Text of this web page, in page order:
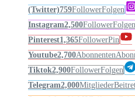
(Twitter)759FollowerFolgen
Instagram2,500FollowerFolgen
Pinterest1,365FollowerPin
Youtube2,700Abonnenten
Tiktok2,900FollowerFolgen
Telegram2,000Mitglieder